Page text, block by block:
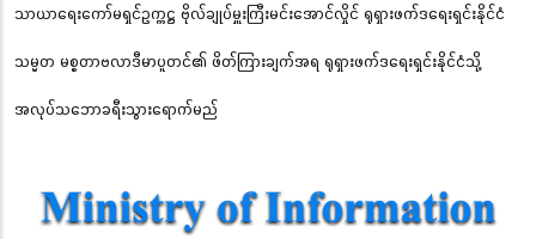
သာယာရေးကော်မရှင်ဥက္ကဋ္ဌ ဗိုလ်ချုပ်မှူးကြီးမင်းအောင်လှိုင် ရုရှားဖက်ဒရေးရှင်းနိုင်ငံ
သမ္မတ မစ္စတာဗလာဒီမာပူတင်၏ ဖိတ်ကြားချက်အရ ရုရှားဖက်ဒရေးရှင်းနိုင်ငံသို့
အလုပ်သဘောခရီးသွားရောက်မည်